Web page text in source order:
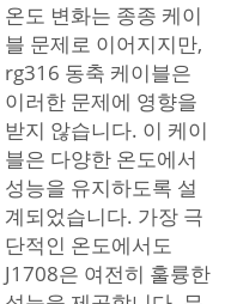
온도 변화는 종종 케이
블 문제로 이어지지만,
rg316 동축 케이블은
이러한 문제에 영향을
받지 않습니다. 이 케이
블은 다양한 온도에서
성능을 유지하도록 설
계되었습니다. 가장 극
단적인 온도에서도
J1708은 여전히 훌륭한